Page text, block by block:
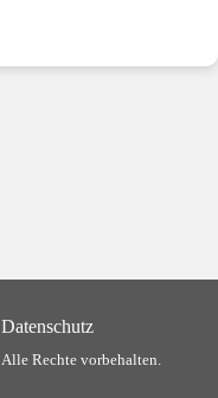
Alle Rechte vorbehalten.
Datenschutz